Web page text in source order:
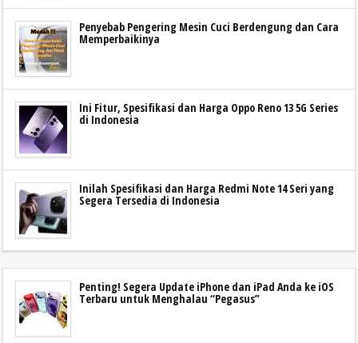
Penyebab Pengering Mesin Cuci Berdengung dan Cara
Memperbaikinya
Ini Fitur, Spesifikasi dan Harga Oppo Reno 13 5G Series
di Indonesia
Inilah Spesifikasi dan Harga Redmi Note 14 Seri yang
Segera Tersedia di Indonesia
Penting! Segera Update iPhone dan iPad Anda ke iOS
Terbaru untuk Menghalau “Pegasus”